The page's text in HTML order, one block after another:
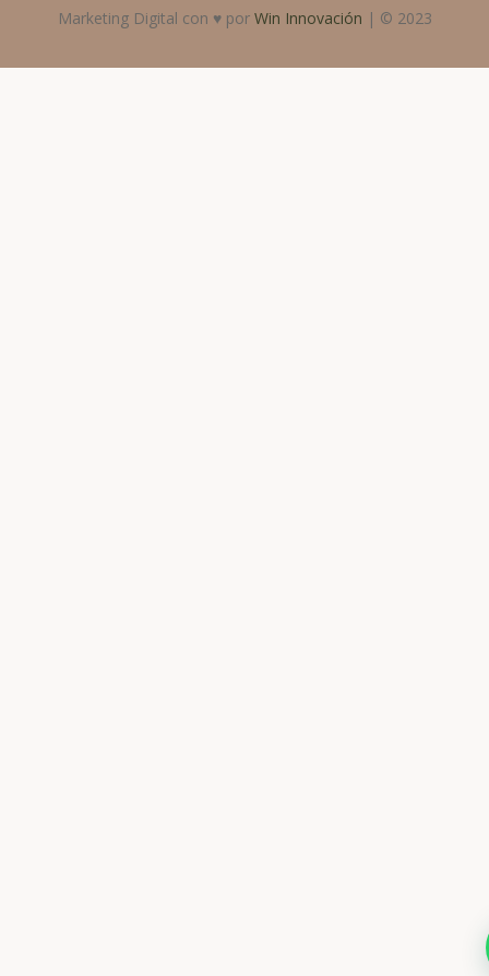
Marketing Digital con ♥ por Win Innovación | © 2023